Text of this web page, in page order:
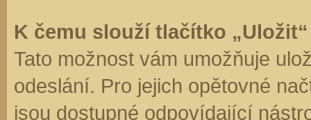
K čemu slouží tlačítko
Tato možnost vám umožňuje
odeslání. Pro jejich opětovné
jsou dostupné odpovídající